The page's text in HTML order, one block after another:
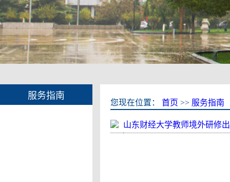
服务指南
您现在位置： 首页 >> 服务指南
山东财经大学教师境外研修